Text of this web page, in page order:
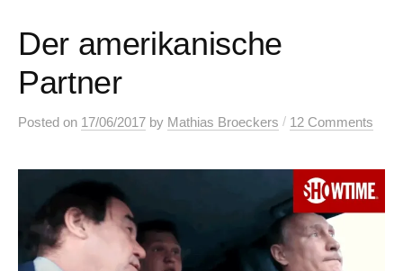
Der amerikanische
Partner
Posted on 17/06/2017 by Mathias Broeckers / 12 Comments